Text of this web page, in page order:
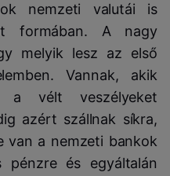
nemzeti valutái is
formában. A nagy
melyik lesz az első
Vannak, akik
a vélt veszélyeket
azért szállnak síkra,
van a nemzeti bankok
pénzre és egyáltalán